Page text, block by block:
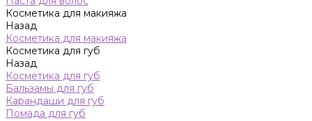
Косметика для макияжа
Назад
Косметика для макияжа
Косметика для губ
Назад
Косметика для губ
Бальзамы для губ
Карандаши для губ
Помада для губ